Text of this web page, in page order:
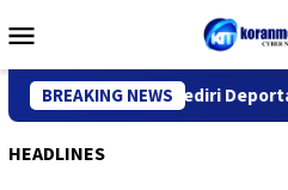
to
Menu
BREAKING NEWS
Imigrasi Kediri Deportasi
HEADLINES